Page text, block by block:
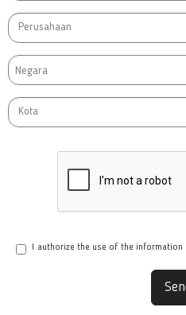
Negara
I authorize the use of the information